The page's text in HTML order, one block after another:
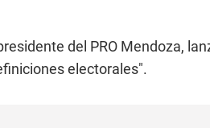
del PRO Mendoza,
electorales".